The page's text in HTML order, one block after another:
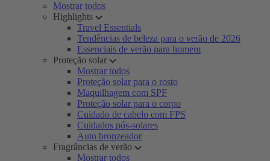
Mostrar todos
Highlights
Travel Essentials
Tendências de beleza para o verão de 2026
Essenciais de verão para homem
Proteção solar
Mostrar todos
Proteção solar para o rosto
Maquilhagem com SPF
Proteção solar para o corpo
Cuidado de cabelo com FPS
Cuidados pós-solares
Auto bronzeador
Fragrâncias de verão
Mostrar todos